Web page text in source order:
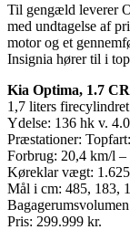
Til gengæld leverer
med undtagelse af
motor og et
Insignia hører til i
Kia Optima, 1.7
1,7 liters
Ydelse: 136 hk v.
Præstationer:
Forbrug: 20,4 km/l –
Køreklar vægt:
Mål i cm: 485, 183,
Pris: 299.999 kr.